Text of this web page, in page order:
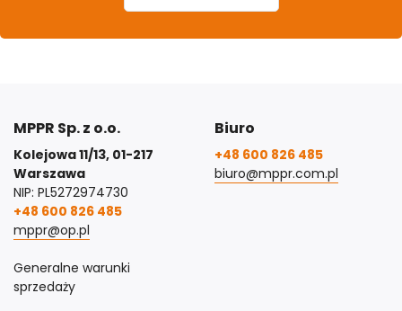
MPPR Sp. z o.o.
Kolejowa 11/13, 01-217
Warszawa
NIP: PL5272974730
+48 600 826 485
mppr@op.pl
Generalne warunki
sprzedaży
Biuro
+48 600 826 485
biuro@mppr.com.pl